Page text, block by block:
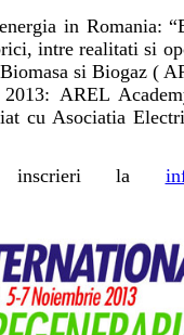
in Romania:
intre realitati si
si Biogaz (
AREL
cu Asociatia
inscrieri la